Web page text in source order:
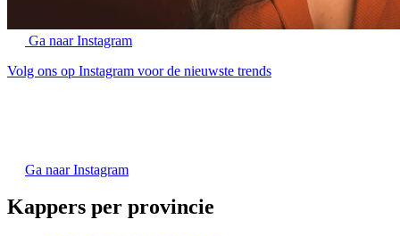
Ga naar Instagram
Volg ons op Instagram voor de nieuwste trends
Ga naar Instagram
Kappers per provincie